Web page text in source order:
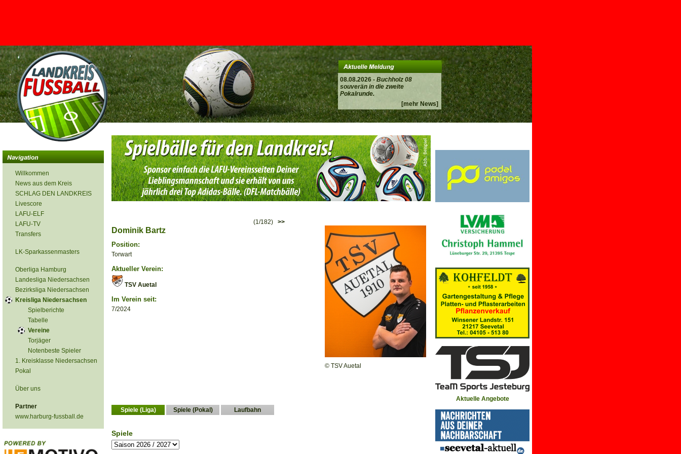
08.08.2026 - Buchholz 08
souverän in die zweite
Pokalrunde.
[mehr News]
<
Willkommen
News aus dem Kreis
SCHLAG DEN LANDKREIS
Livescore
LAFU-ELF
LAFU-TV
Transfers
LK-Sparkassenmasters
Oberliga Hamburg
Landesliga Niedersachsen
Bezirksliga Niedersachsen
Kreisliga Niedersachsen
Spielberichte
Tabelle
Vereine
Torjäger
Notenbeste Spieler
1. Kreisklasse Niedersachsen
Pokal
Über uns
Partner
www.harburg-fussball.de
(1/182) >>
© TSV Auetal
Dominik Bartz
Position:
Torwart
Aktueller Verein:
TSV Auetal
Im Verein seit:
7/2024
Spiele (Liga) Spiele (Pokal) Laufbahn
Spiele
Aktuelle Angebote